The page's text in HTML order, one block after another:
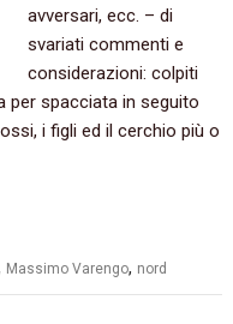
avversari, ecc. – di
svariati commenti e
considerazioni: colpiti
per spacciata in seguito
i figli ed il cerchio più o
Massimo Varengo, nord